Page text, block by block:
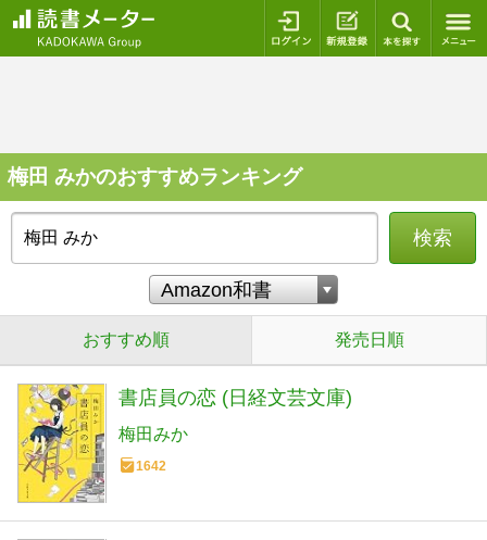
ログイン 新規登録
梅田 みかのおすすめランキング
検索
おすすめ順 発売日順
書店員の恋 (日経文芸文庫)
梅田みか
1642